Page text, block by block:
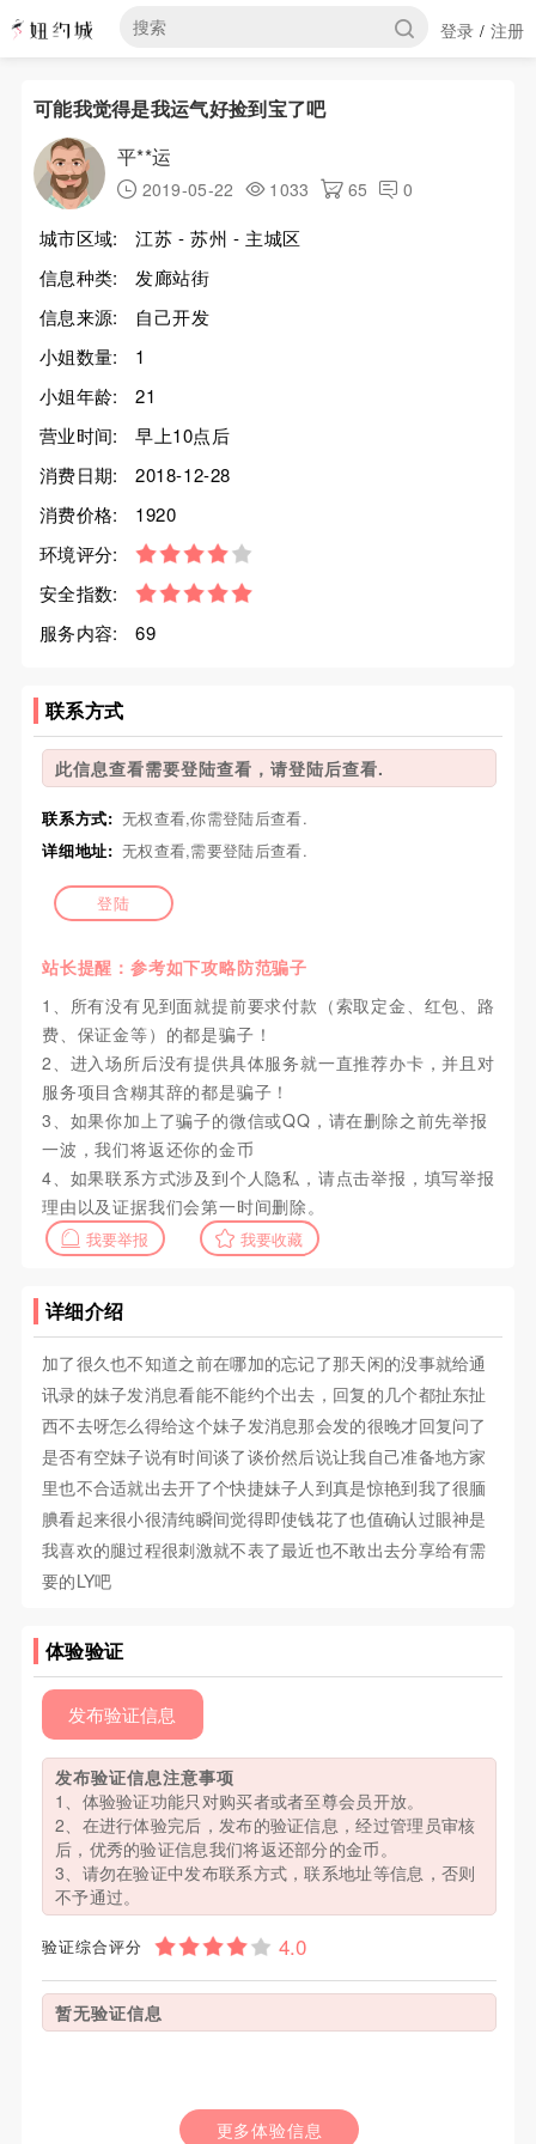
登录 / 注册
可能我觉得是我运气好捡到宝了吧
平**运
2019-05-22 1033 65 0
城市区域:
江苏 - 苏州 - 主城区
信息种类:
发廊站街
信息来源:
自己开发
小姐数量:
1
小姐年龄:
21
营业时间:
早上10点后
消费日期:
2018-12-28
消费价格:
1920
环境评分:
安全指数:
服务内容:
69
联系方式
此信息查看需要登陆查看，请登陆后查看.
联系方式: 无权查看,你需登陆后查看.
详细地址: 无权查看,需要登陆后查看.
登陆
站长提醒：参考如下攻略防范骗子
1、所有没有见到面就提前要求付款（索取定金、红包、路
费、保证金等）的都是骗子！
2、进入场所后没有提供具体服务就一直推荐办卡，并且对
服务项目含糊其辞的都是骗子！
3、如果你加上了骗子的微信或QQ，请在删除之前先举报
一波，我们将返还你的金币
4、如果联系方式涉及到个人隐私，请点击举报，填写举报
理由以及证据我们会第一时间删除。
我要举报 我要收藏
详细介绍
加了很久也不知道之前在哪加的忘记了那天闲的没事就给通
讯录的妹子发消息看能不能约个出去，回复的几个都扯东扯
西不去呀怎么得给这个妹子发消息那会发的很晚才回复问了
是否有空妹子说有时间谈了谈价然后说让我自己准备地方家
里也不合适就出去开了个快捷妹子人到真是惊艳到我了很腼
腆看起来很小很清纯瞬间觉得即使钱花了也值确认过眼神是
我喜欢的腿过程很刺激就不表了最近也不敢出去分享给有需
要的LY吧
体验验证
发布验证信息
发布验证信息注意事项
1、体验验证功能只对购买者或者至尊会员开放。
2、在进行体验完后，发布的验证信息，经过管理员审核
后，优秀的验证信息我们将返还部分的金币。
3、请勿在验证中发布联系方式，联系地址等信息，否则
不予通过。
验证综合评分
暂无验证信息
更多体验信息